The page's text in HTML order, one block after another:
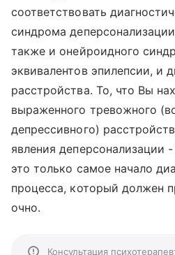
соответствовать
синдрома
также и онейроидного
эквивалентов эпилепсии, и
расстройства. То, что Вы
выраженного тревожного
депрессивного)
явления деперсонализации
это только самое начало
процесса, который должен
очно.
Консультация